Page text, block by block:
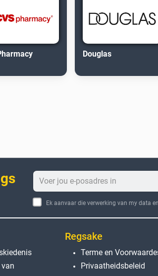
Douglas
Ek aanvaar die verwerking van my data
van
Regsake
Terme en
Privaatheidsbeleid